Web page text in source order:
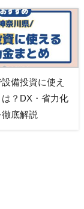
備投資に使え
？DX・省力化
底解説